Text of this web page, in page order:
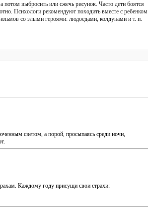
потом выбросить или сжечь рисунок. Часто дети боятся
Психологи рекомендуют походить вместе с ребенком
со злыми героями: людоедами, колдунами и т. п.
светом, а порой, просыпаясь среди ночи,
Каждому году присущи свои страхи: